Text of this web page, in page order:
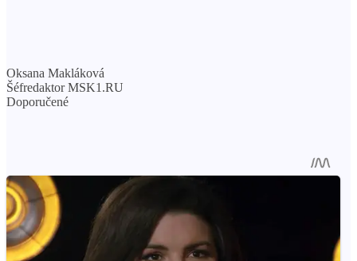
Oksana Makláková
Šéfredaktor MSK1.RU
Doporučené